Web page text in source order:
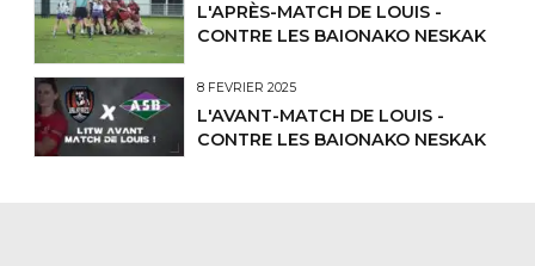
L'APRÈS-MATCH DE LOUIS -
CONTRE LES BAIONAKO NESKAK
8 FÉVRIER 2025
L'AVANT-MATCH DE LOUIS -
CONTRE LES BAIONAKO NESKAK